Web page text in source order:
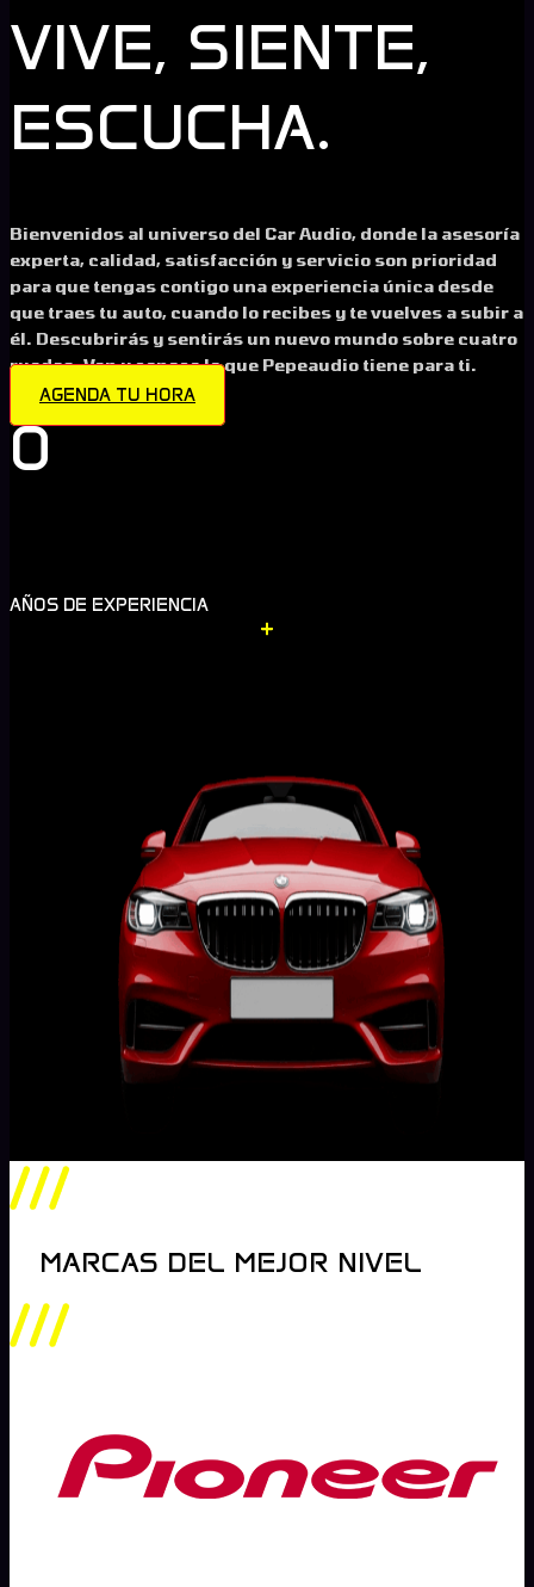
VIVE, SIENTE,
ESCUCHA.
Bienvenidos al universo del Car Audio, donde la asesoría
experta, calidad, satisfacción y servicio son prioridad
para que tengas contigo una experiencia única desde
que traes tu auto, cuando lo recibes y te vuelves a subir a
él. Descubrirás y sentirás un nuevo mundo sobre cuatro
ruedas. Ven y conoce lo que Pepeaudio tiene para ti.
AGENDA TU HORA
0
AÑOS DE EXPERIENCIA
MARCAS DEL MEJOR NIVEL